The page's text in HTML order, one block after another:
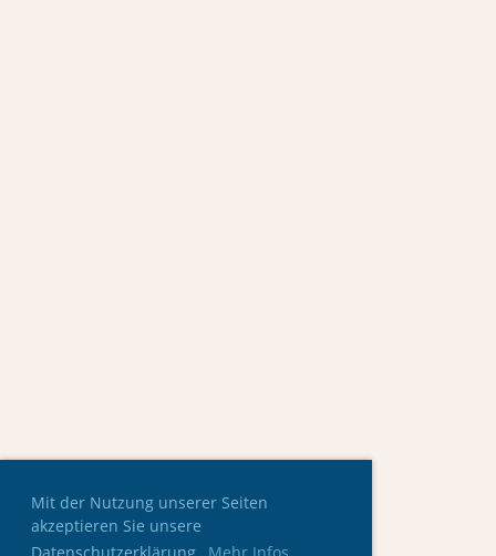
Mit der Nutzung unserer Seiten
akzeptieren Sie unsere